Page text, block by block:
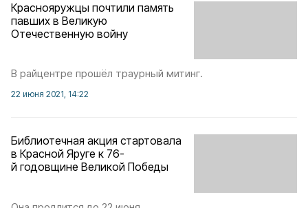
Краснояружцы почтили память
павших в Великую
Отечественную войну
В райцентре прошёл траурный митинг.
22 июня 2021, 14:22
Библиотечная акция стартовала
в Красной Яруге к 76-
й годовщине Великой Победы